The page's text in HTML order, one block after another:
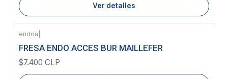
Ver detalles
Agotado
endoa
FRESA ENDO ACCES BUR MAILLEFER
$7.400 CLP